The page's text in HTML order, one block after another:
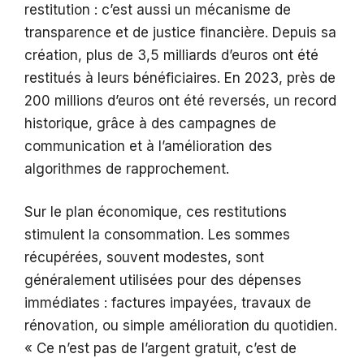
restitution : c’est aussi un mécanisme de
transparence et de justice financière. Depuis sa
création, plus de 3,5 milliards d’euros ont été
restitués à leurs bénéficiaires. En 2023, près de
200 millions d’euros ont été reversés, un record
historique, grâce à des campagnes de
communication et à l’amélioration des
algorithmes de rapprochement.
Sur le plan économique, ces restitutions
stimulent la consommation. Les sommes
récupérées, souvent modestes, sont
généralement utilisées pour des dépenses
immédiates : factures impayées, travaux de
rénovation, ou simple amélioration du quotidien.
« Ce n’est pas de l’argent gratuit, c’est de